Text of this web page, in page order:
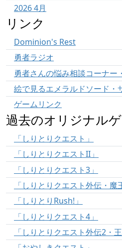
2026 4月
リンク
Dominion's Rest
勇者ラジオ
勇者さんの悩み相談コーナー
絵で見るエメラルドソード
ゲームリンク
過去のオリジナル
「しりとりクエスト」
「しりとりクエストII」
「しりとりクエスト3」
「しりとりクエスト外伝・魔
「しりとりRush!」
「しりとりクエスト4」
「しりとりクエスト外伝2・